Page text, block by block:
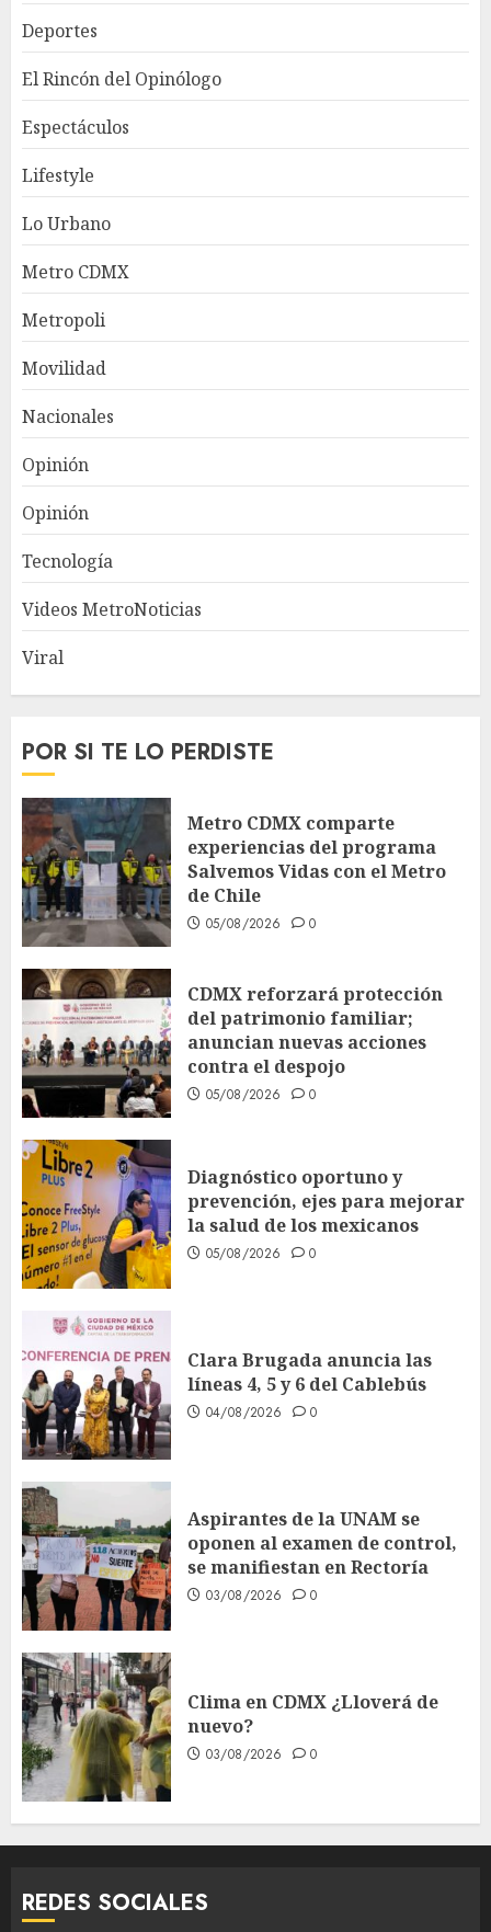
Deportes
El Rincón del Opinólogo
Espectáculos
Lifestyle
Lo Urbano
Metro CDMX
Metropoli
Movilidad
Nacionales
Opinión
Opinión
Tecnología
Videos MetroNoticias
Viral
POR SI TE LO PERDISTE
Metro CDMX comparte
experiencias del programa
Salvemos Vidas con el Metro
de Chile
05/08/2026 0
CDMX reforzará protección
del patrimonio familiar;
anuncian nuevas acciones
contra el despojo
05/08/2026 0
Diagnóstico oportuno y
prevención, ejes para mejorar
la salud de los mexicanos
05/08/2026 0
Clara Brugada anuncia las
líneas 4, 5 y 6 del Cablebús
04/08/2026 0
Aspirantes de la UNAM se
oponen al examen de control,
se manifiestan en Rectoría
03/08/2026 0
Clima en CDMX ¿Lloverá de
nuevo?
03/08/2026 0
REDES SOCIALES